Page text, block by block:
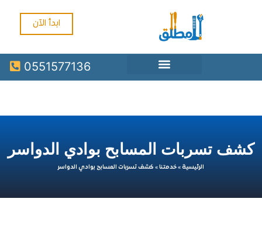
0551577136
تسربات المسابح بوادي الدواسر
خدمتنا»كشف تسربات المسابح بوادي الدواسر